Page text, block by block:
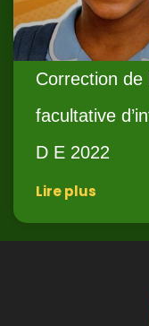
Correction de
facultative
D E 2022
Lire plus